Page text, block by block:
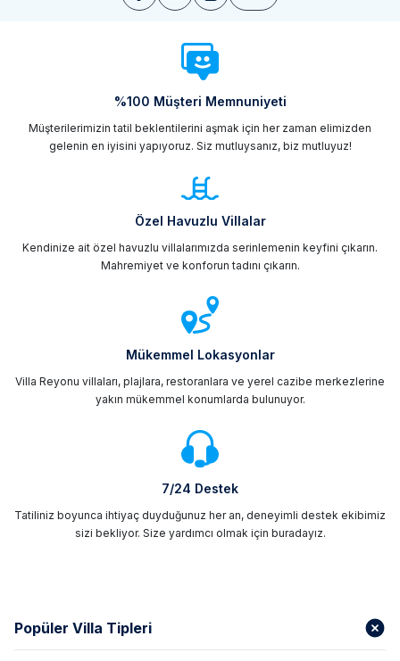
%100 Müşteri Memnuniyeti
Müşterilerimizin tatil beklentilerini aşmak için her zaman elimizden
gelenin en iyisini yapıyoruz. Siz mutluysanız, biz mutluyuz!
Özel Havuzlu Villalar
Kendinize ait özel havuzlu villalarımızda serinlemenin keyfini çıkarın.
Mahremiyet ve konforun tadını çıkarın.
Mükemmel Lokasyonlar
Villa Reyonu villaları, plajlara, restoranlara ve yerel cazibe merkezlerine
yakın mükemmel konumlarda bulunuyor.
7/24 Destek
Tatiliniz boyunca ihtiyaç duyduğunuz her an, deneyimli destek ekibimiz
sizi bekliyor. Size yardımcı olmak için buradayız.
Popüler Villa Tipleri